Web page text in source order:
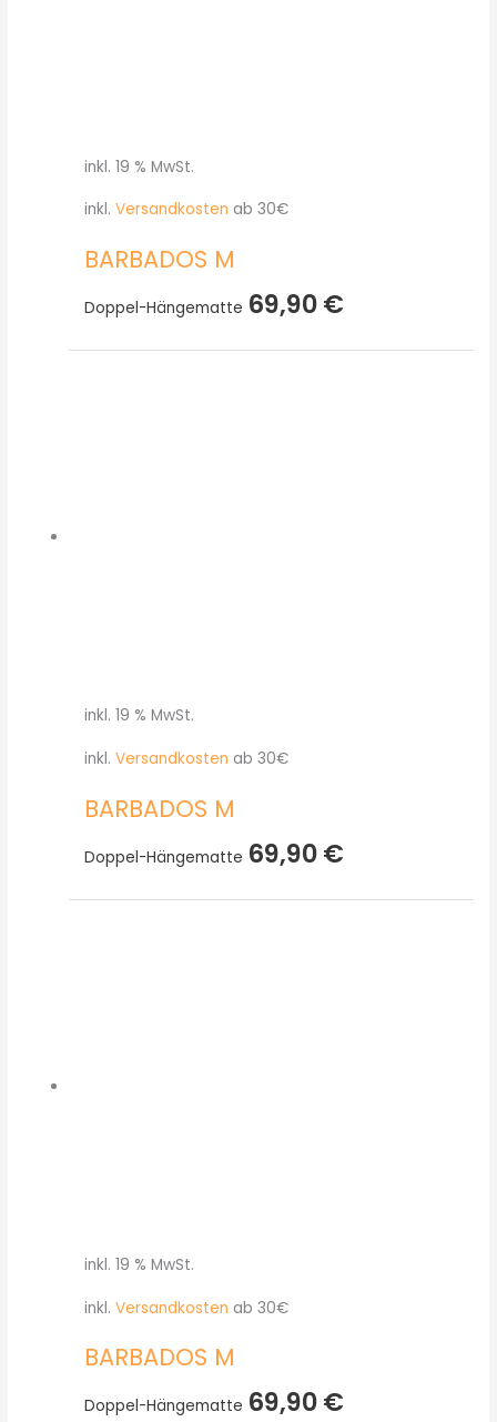
inkl. 19 % MwSt.
inkl. Versandkosten ab 30€
BARBADOS M
Doppel-Hängematte 69,90€
inkl. 19 % MwSt.
inkl. Versandkosten ab 30€
BARBADOS M
Doppel-Hängematte 69,90€
inkl. 19 % MwSt.
inkl. Versandkosten ab 30€
BARBADOS M
Doppel-Hängematte 69,90€